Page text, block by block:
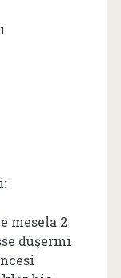
mesela 2
düşermi